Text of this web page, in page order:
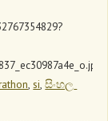
,si,සිංහල